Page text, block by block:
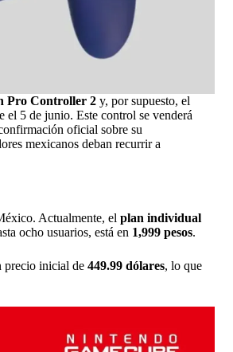
Pro Controller 2 y, por supuesto, el
el 5 de junio. Este control se venderá
oficial sobre su
mexicanos deban recurrir a
Actualmente, el plan individual
ocho usuarios, está en 1,999 pesos.
precio inicial de 449.99 dólares, lo que